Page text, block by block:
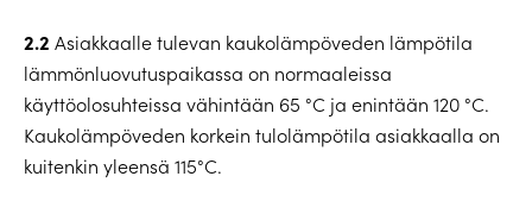
2.2 Asiakkaalle tulevan kaukolämpöveden lämpötila
lämmönluovutuspaikassa on normaaleissa
käyttöolosuhteissa vähintään 65 °C ja enintään 120 °C.
Kaukolämpöveden korkein tulolämpötila asiakkaalla on
kuitenkin yleensä 115°C.